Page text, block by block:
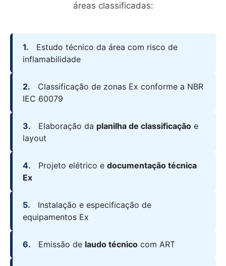
áreas classificadas:
1.
Estudo técnico da área com risco de
inflamabilidade
2.
Classificação de zonas Ex conforme a NBR
IEC 60079
3. Elaboração da planilha de classificação e
layout
4. Projeto elétrico e documentação técnica
Ex
5.
Instalação e especificação de
equipamentos Ex
6. Emissão de laudo técnico com ART